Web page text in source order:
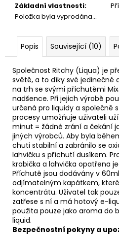
Základní vlastnosti:
Položka byla vyprodána…
Popis Související (10)
Společnost Ritchy (Liqua) je
světě, a to díky své jedinečné
na trh se svými příchutěmi
nadšence. Při jejich výrobě
určená pro liquidy a společně
procesy umožňuje uživateli
minut = žádné zrání a čekání
jiných výrobců. Aby byla
chuti stabilní a zabránilo se
lahvičku s příchutí dusíkem.
krabička a lahvička opatřena
Příchutě jsou dodávány v
odjímatelným kapátkem,
koncentrátu. Uživatel tak
zatřese s ní a má hotový e-
použita pouze jako aroma do
liquid.
Bezpečnostní pokyny a